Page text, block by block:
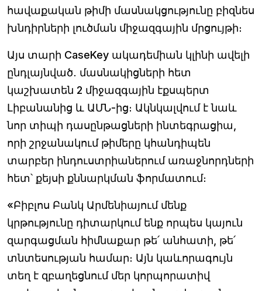
հավաքական թիմի մասնակցությունը բիզնես
խնդիրների լուծման միջազգային մրցույթի։
Այս տարի CaseKey ակադեմիան կլինի ավելի
ընդլայնված․ մասնակիցների հետ
կաշխատեն 2 միջազգային էքսպերտ
Լիբանանից և ԱՄՆ-ից։ Ակնկալվում է նաև
նոր տիպի դասընթացների ինտեգրացիա,
որի շրջանակում թիմերը կհանդիպեն
տարբեր ինդուստրիաներում առաջնորդների
հետ՝ քեյսի քննարկման ֆորմատում։
«Բիբլոս Բանկ Արմենիայում մենք
կրթությունը դիտարկում ենք որպես կայուն
զարգացման հիմնաքար թե՛ անհատի, թե՛
տնտեսության համար։ Այն կաևորագույն
տեղ է զբաղեցնում մեր կորպորատիվ